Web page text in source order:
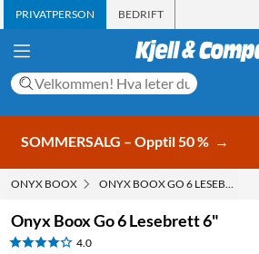
PRIVATPERSON BEDRIFT
SOMMERSALG – Opptil 50 % →
ONYX BOOX ONYX BOOX GO 6 LESEBRETT 6"
Onyx Boox Go 6 Lesebrett 6"
4.0